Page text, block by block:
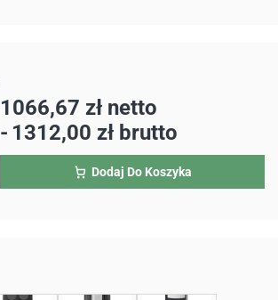
1066,67 zł netto
- 1312,00 zł brutto
Dodaj Do Koszyka